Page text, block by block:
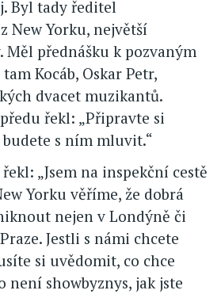
Byl tady ředitel
New Yorku, největší
Měl přednášku k pozvaným
Kocáb, Oskar Petr,
dvacet muzikantů.
řekl: „Připravte si
s ním mluvit.“
„Jsem na inspekční cestě
Yorku věříme, že dobrá
nejen v Londýně či
Jestli s námi chcete
si uvědomit, co chce
showbyznys, jak jste